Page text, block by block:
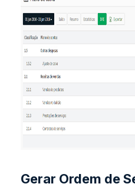
Gerar Ordem de